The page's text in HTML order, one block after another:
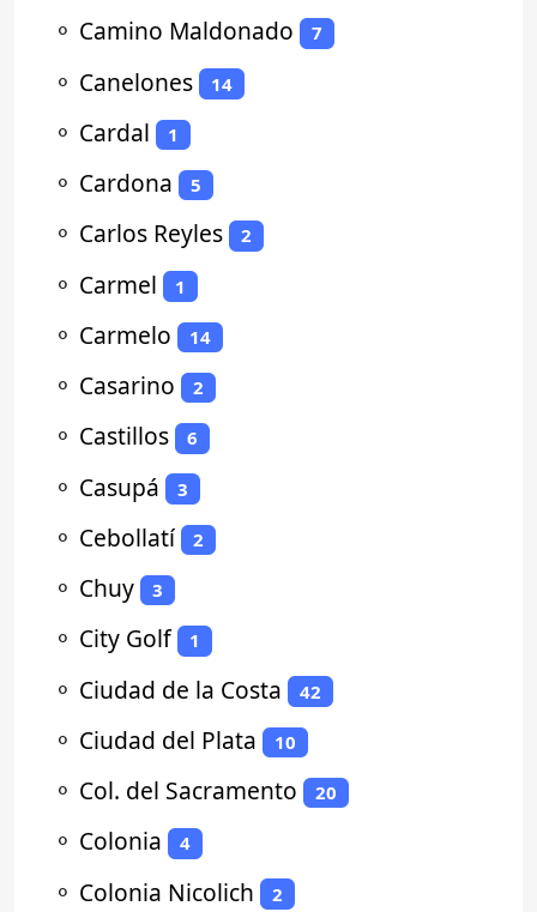
⚬ Camino Maldonado 7
⚬ Canelones 14
⚬ Cardal 1
⚬ Cardona 5
⚬ Carlos Reyles 2
⚬ Carmel 1
⚬ Carmelo 14
⚬ Casarino 2
⚬ Castillos 6
⚬ Casupá 3
⚬ Cebollatí 2
⚬ Chuy 3
⚬ City Golf 1
⚬ Ciudad de la Costa 42
⚬ Ciudad del Plata 10
⚬ Col. del Sacramento 20
⚬ Colonia 4
⚬ Colonia Nicolich 2